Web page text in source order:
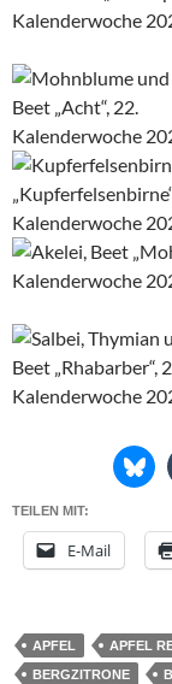
TEILEN MIT:
E-Mail
APFEL APFEL
BERGZITRONE